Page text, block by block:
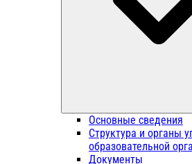
Основные сведения
Структура и органы
образовательной
Документы